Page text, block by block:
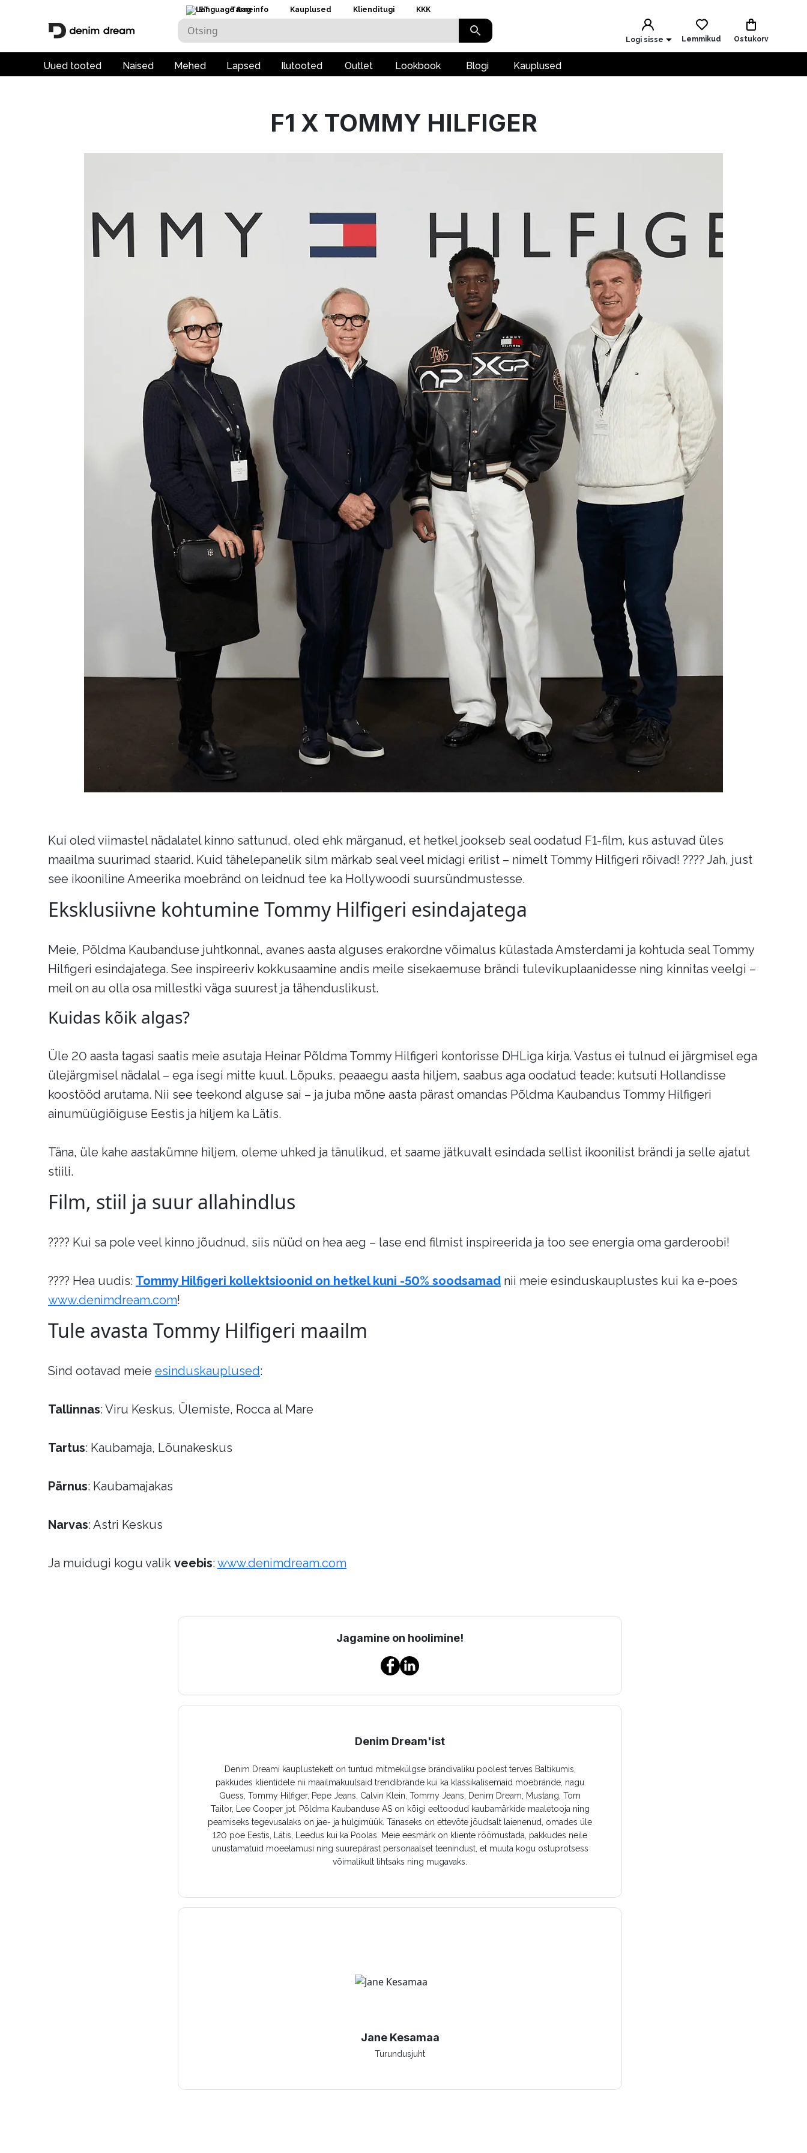
ET Tarneinfo Kauplused Klienditugi KKK
Logi sisse Lemmikud Ostukorv
Uued tooted Naised Mehed Lapsed Ilutooted Outlet Lookbook Blogi Kauplused
F1 X TOMMY HILFIGER
Kui oled viimastel nädalatel kinno sattunud, oled ehk märganud, et hetkel jookseb seal oodatud F1-film, kus astuvad üles
maailma suurimad staarid. Kuid tähelepanelik silm märkab seal veel midagi erilist – nimelt Tommy Hilfigeri rõivad! ???? Jah, just
see ikooniline Ameerika moebränd on leidnud tee ka Hollywoodi suursündmustesse.
Eksklusiivne kohtumine Tommy Hilfigeri esindajatega
Meie, Põldma Kaubanduse juhtkonnal, avanes aasta alguses erakordne võimalus külastada Amsterdami ja kohtuda seal Tommy
Hilfigeri esindajatega. See inspireeriv kokkusaamine andis meile sisekaemuse brändi tulevikuplaanidesse ning kinnitas veelgi –
meil on au olla osa millestki väga suurest ja tähenduslikust.
Kuidas kõik algas?
Üle 20 aasta tagasi saatis meie asutaja Heinar Põldma Tommy Hilfigeri kontorisse DHLiga kirja. Vastus ei tulnud ei järgmisel ega
ülejärgmisel nädalal – ega isegi mitte kuul. Lõpuks, peaaegu aasta hiljem, saabus aga oodatud teade: kutsuti Hollandisse
koostööd arutama. Nii see teekond alguse sai – ja juba mõne aasta pärast omandas Põldma Kaubandus Tommy Hilfigeri
ainumüügiõiguse Eestis ja hiljem ka Lätis.
Täna, üle kahe aastakümne hiljem, oleme uhked ja tänulikud, et saame jätkuvalt esindada sellist ikoonilist brändi ja selle ajatut
stiili.
Film, stiil ja suur allahindlus
???? Kui sa pole veel kinno jõudnud, siis nüüd on hea aeg – lase end filmist inspireerida ja too see energia oma garderoobi!
???? Hea uudis: Tommy Hilfigeri kollektsioonid on hetkel kuni -50% soodsamad nii meie esinduskauplustes kui ka e-poes
www.denimdream.com!
Tule avasta Tommy Hilfigeri maailm
Sind ootavad meie esinduskauplused:
Tallinnas: Viru Keskus, Ülemiste, Rocca al Mare
Tartus: Kaubamaja, Lõunakeskus
Pärnus: Kaubamajakas
Narvas: Astri Keskus
Ja muidugi kogu valik veebis: www.denimdream.com
Jagamine on hoolimine!
Denim Dream'ist
Denim Dreami kauplustekett on tuntud mitmekülgse brändivaliku poolest terves Baltikumis,
pakkudes klientidele nii maailmakuulsaid trendibrände kui ka klassikalisemaid moebrände, nagu
Guess, Tommy Hilfiger, Pepe Jeans, Calvin Klein, Tommy Jeans, Denim Dream, Mustang, Tom
Tailor, Lee Cooper jpt. Põldma Kaubanduse AS on kõigi eeltoodud kaubamärkide maaletooja ning
peamiseks tegevusalaks on jae- ja hulgimüük. Tänaseks on ettevõte jõudsalt laienenud, omades üle
120 poe Eestis, Lätis, Leedus kui ka Poolas. Meie eesmärk on kliente rõõmustada, pakkudes neile
unustamatuid moeelamusi ning suurepärast personaalset teenindust, et muuta kogu ostuprotsess
võimalikult lihtsaks ning mugavaks.
Jane Kesamaa
Turundusjuht